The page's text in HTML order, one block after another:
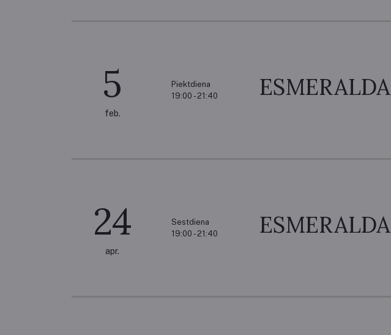
5
feb.
Piektdiena
19:00 - 21:40
ESMERALDA
24
apr.
Sestdiena
19:00 - 21:40
ESMERALDA